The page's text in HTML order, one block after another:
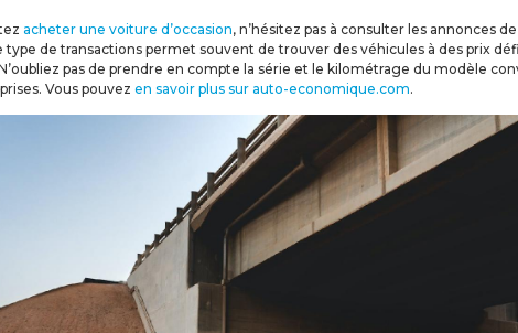
acheter une voiture d’occasion, n’hésitez pas à consulter les annonces
type de transactions permet souvent de trouver des véhicules à des prix
pas de prendre en compte la série et le kilométrage du modèle
Vous pouvez en savoir plus sur auto-economique.com.